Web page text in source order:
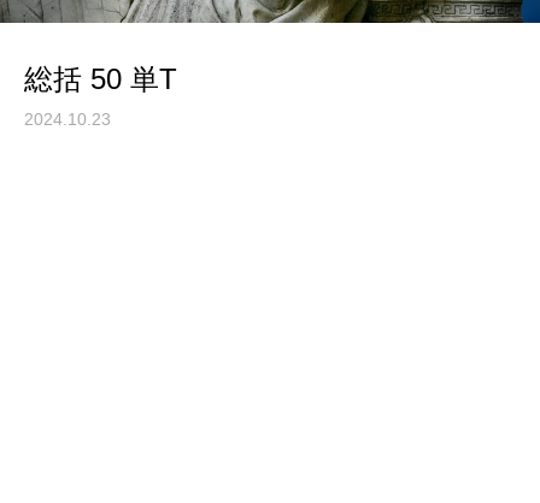
総括 50 単T
2024.10.23